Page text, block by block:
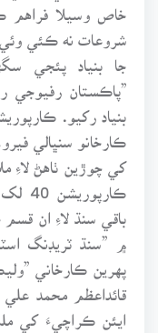
خاص وسيلا فراهم
شروعات نه ڪئي
”پاڪستان رفيوجي
بنياد رکيو.
ڪارخانو سنڀالي
۾ ”سنڌ ٽريڊنگ
پهرين ڪارخاني
ايئن ڪراچيءَ کي